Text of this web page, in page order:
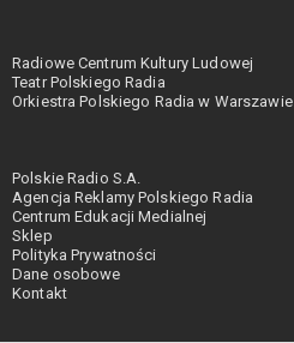
Radiowe Centrum Kultury Ludowej
Teatr Polskiego Radia
Orkiestra Polskiego Radia w Warszawie
Polskie Radio S.A.
Agencja Reklamy Polskiego Radia
Centrum Edukacji Medialnej
Sklep
Polityka Prywatności
Dane osobowe
Kontakt